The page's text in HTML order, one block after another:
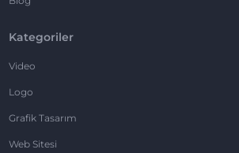
Kategoriler
Video
Logo
Grafik Tasarım
Web Sitesi